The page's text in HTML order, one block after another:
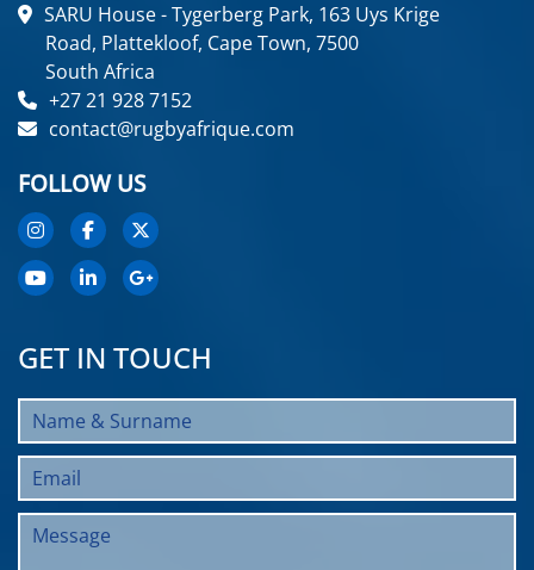
SARU House - Tygerberg Park, 163 Uys Krige
Road, Plattekloof, Cape Town, 7500
South Africa
+27 21 928 7152
contact@rugbyafrique.com
FOLLOW US
GET IN TOUCH